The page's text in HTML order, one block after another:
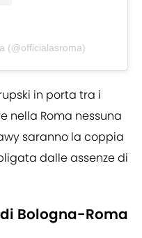
(@officialasroma)
in porta tra i
nella Roma nessuna
saranno la coppia
dalle assenze di
Bologna-Roma